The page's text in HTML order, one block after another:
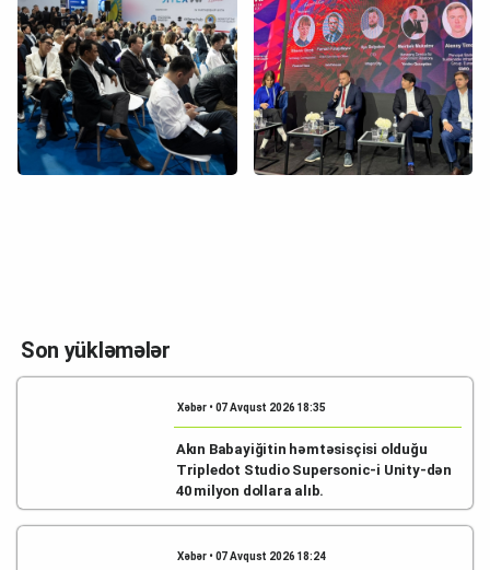
Son yükləmələr
Xəbər • 07 Avqust 2026 18:35
Akın Babayiğitin həmtəsisçisi olduğu
Tripledot Studio Supersonic-i Unity-dən
40 milyon dollara alıb.
Xəbər • 07 Avqust 2026 18:24